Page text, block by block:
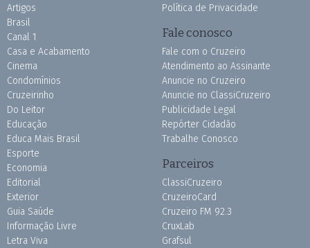
Artigos
Brasil
Canal 1
Casa e Acabamento
Cinema
Condomínios
Cruzeirinho
Do Leitor
Educação
Educa Mais Brasil
Esporte
Economia
Editorial
Exterior
Guia Saúde
Informação Livre
Letra Viva
Política de Privacidade
Fale conosco
Fale com o Cruzeiro
Atendimento ao Assinante
Anuncie no Cruzeiro
Anuncie no ClassiCruzeiro
Publicidade Legal
Repórter Cidadão
Trabalhe Conosco
Parceiros
ClassiCruzeiro
CruzeiroCard
Cruzeiro FM 92.3
CruxLab
Grafsul